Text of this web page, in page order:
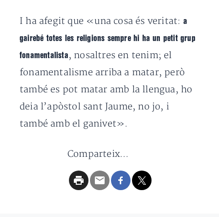
I ha afegit que «una cosa és veritat: a
gairebé totes les religions sempre hi ha un petit grup
fonamentalista , nosaltres en tenim; el
fonamentalisme arriba a matar, però
també es pot matar amb la llengua, ho
deia l’apòstol sant Jaume, no jo, i
també amb el ganivet».
Comparteix...